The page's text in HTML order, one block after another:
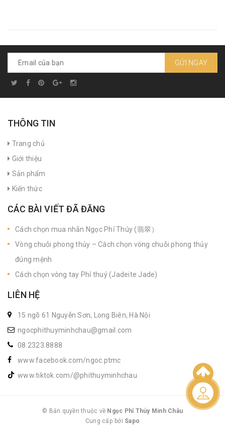
GỬI NGAY
THÔNG TIN
Trang chủ
Giới thiệu
Sản phẩm
Kiến thức
CÁC BÀI VIẾT ĐÃ ĐĂNG
Cách chọn mua nhẫn Ngọc Phỉ Thúy (翡翠）
Vòng chuỗi phong thủy – Cách chọn vòng chuỗi phong thủy
đúng mệnh
Cách chọn vòng tay Phỉ thuý (Jadeite Jade)
LIÊN HỆ
15 ngõ 61 Nguyễn Sơn, Long Biên, Hà Nội
ngocphithuyminhchau@gmail.com
08.2323.8888
www.facebook.com/ngoc.ptmc
www.tiktok.com/@phithuyminhchau
© Bản quyền thuộc về Ngọc Phỉ Thúy Minh Châu
|
Cung cấp bởi Sapo
Liên hệ